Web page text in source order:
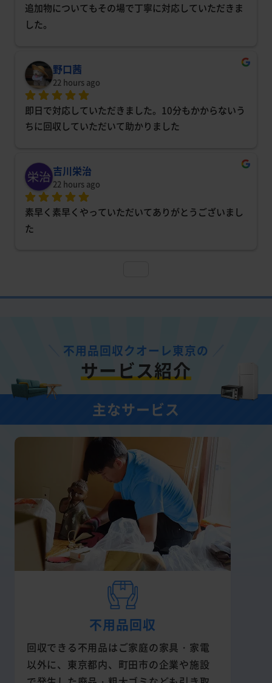
追加物についてもその場で丁寧に対応していただきま
した。
野口茜
22 hours ago
即日で対応していただきました。10分もかからないう
ちに回収していただいて助かりました
吉川栄治
22 hours ago
素早く素早くやっていただいてありがとうございまし
た
不用品回収クオーレ東京の
サービス紹介
主なサービス
不用品回収
回収できる不用品はご家庭の家具・家電
以外に、東京都内、町田市の企業や施設